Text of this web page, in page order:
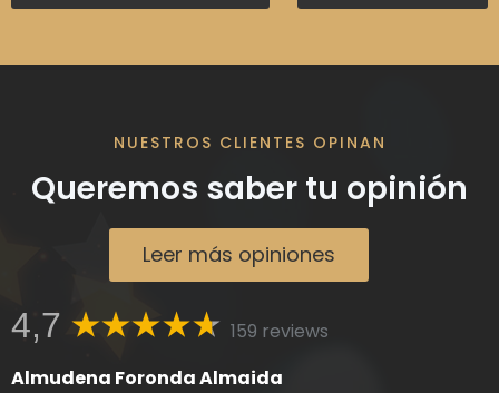
NUESTROS CLIENTES OPINAN
Queremos saber tu opinión
Leer más opiniones
4,7
159 reviews
Almudena Foronda Almaida